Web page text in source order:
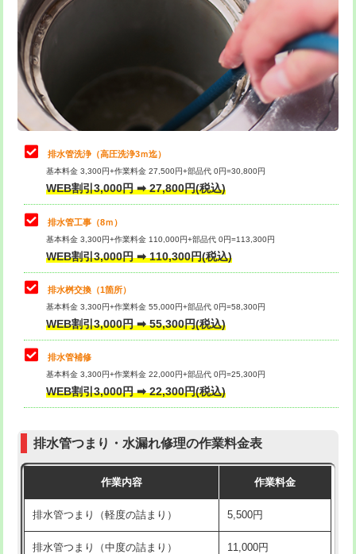
給水管工事※（ライニング鋼管・銅
管・ポリ管・HT管使用/3ｍ超え)
+8,800円
排水管工事（土の掘削・埋め戻し作
業）
11,000円~
排水管工事（排水管工事/3ｍまで） 55,000円
排水管工事（追加 排水管工事/3ｍ超
え）
マス交換（土の掘削・埋め戻し作業）
マス交換（深さ50㎝未満）
マス交換（深さ50㎝以上） 66,000円
コンクリート斫り（厚さ10㎝まで）
コンクリート斫り（厚さ10㎝超え）
モルタル補修（厚さ10㎝まで）
モルタル補修（厚さ10㎝超え）
追加人工 16,500円
現場見積
※給水管工事は20mmまでの価格です。
カメラ調査 33,000円
桝清掃 8,800円
止水・漏水調査・防水処理・清掃・修
理・調整・分解・加工など（軽作業）
11,000円
止水・漏水調査・防水処理・清掃・修
理・調整・分解・加工など（中作業）
22,000円
止水・漏水調査・防水処理・清掃・修
理・調整・分解・加工など（重作業）
33,000円
その他部品の脱着
交換・取付（タンク） 22,000円+材料費
交換・取付(単水栓（壁付・デッキ
式）)
交換・取付(混合水栓（壁付・デッキ
式・ワンホール）)
16,500円+材料費
交換・取付(排水栓・排水トラップ
交換・取付（その他部品） 11,000円+材料費
持込商品取付（単水栓） 13,200円
持込商品取付（混合水栓） 16,500円
持込商品取付（浄水器・分岐水栓） 16,500円
排水管洗浄（高圧洗浄3ｍ迄）
基本料金 3,300円+作業料金 27,500円+部品代 0円=30,800円
WEB割引3,000円 ➡ 27,800円(税込)
排水管工事（8ｍ）
基本料金 3,300円+作業料金 110,000円+部品代 0円=113,300円
WEB割引3,000円 ➡ 110,300円(税込)
排水桝交換（1箇所）
基本料金 3,300円+作業料金 55,000円+部品代 0円=58,300円
WEB割引3,000円 ➡ 55,300円(税込)
排水管補修
基本料金 3,300円+作業料金 22,000円+部品代 0円=25,300円
WEB割引3,000円 ➡ 22,300円(税込)
排水管つまり・水漏れ修理の作業料金表
作業内容 作業料金
排水管つまり（軽度の詰まり） 5,500円
排水管つまり（中度の詰まり） 11,000円